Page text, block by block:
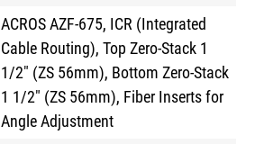
ACROS AZF-675, ICR (Integrated
Cable Routing), Top Zero-Stack 1
1/2" (ZS 56mm), Bottom Zero-Stack
1 1/2" (ZS 56mm), Fiber Inserts for
Angle Adjustment